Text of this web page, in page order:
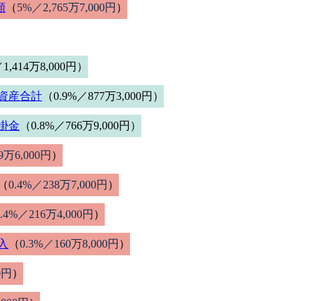
（5%／2,765万7,000円 ）
1,414万8,000円）
産合計 （0.9%／877万3,000円）
金 （0.8%／766万9,000円）
万6,000円 ）
（0.4%／238万7,000円 ）
／216万4,000円 ）
（0.3%／160万8,000円 ）
）